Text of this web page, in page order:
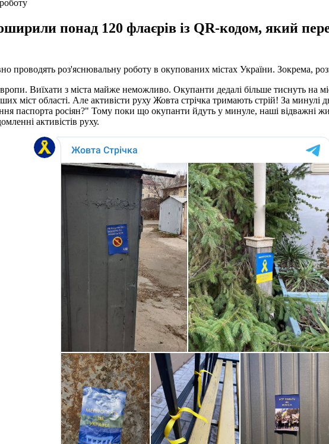
понад 120 флаєрів із QR-кодом, який
проводять роз'яснювальну роботу в окупованих містах України. Зокрема,
Виїхати з міста майже неможливо. Окупанти дедалі більше тиснуть на
міст області. Але активісти руху Жовта стрічка тримають стрій! За минулі
паспорта росіян?" Тому поки що окупанти йдуть у минуле, наші відважні
активістів руху.